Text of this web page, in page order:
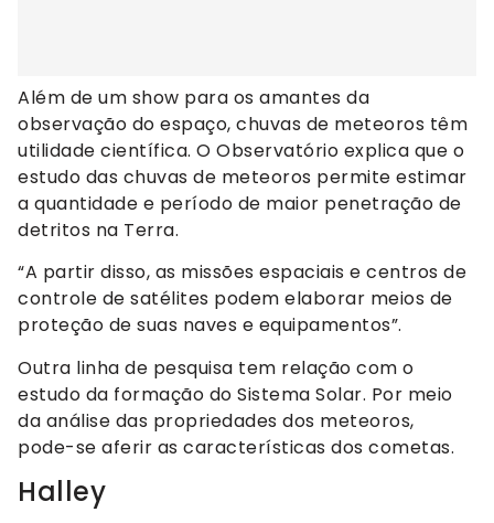
Além de um show para os amantes da
observação do espaço, chuvas de meteoros têm
utilidade científica. O Observatório explica que o
estudo das chuvas de meteoros permite estimar
a quantidade e período de maior penetração de
detritos na Terra.
“A partir disso, as missões espaciais e centros de
controle de satélites podem elaborar meios de
proteção de suas naves e equipamentos”.
Outra linha de pesquisa tem relação com o
estudo da formação do Sistema Solar. Por meio
da análise das propriedades dos meteoros,
pode-se aferir as características dos cometas.
Halley